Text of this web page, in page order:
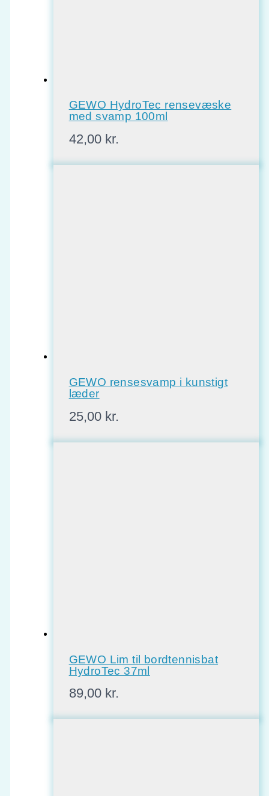
GEWO HydroTec rensevæske
med svamp 100ml
42,00 kr.
GEWO rensesvamp i kunstigt
læder
25,00 kr.
GEWO Lim til bordtennisbat
HydroTec 37ml
89,00 kr.